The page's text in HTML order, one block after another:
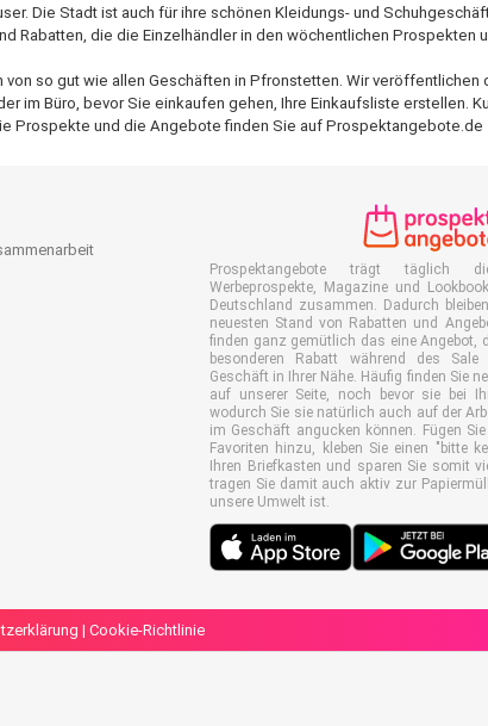
Die Stadt ist auch für ihre schönen Kleidungs- und
Rabatten, die die Einzelhändler in den wöchentlichen Prospekten
so gut wie allen Geschäften in Pfronstetten. Wir veröffentlichen
im Büro, bevor Sie einkaufen gehen, Ihre Einkaufsliste erstellen.
Prospekte und die Angebote finden Sie auf Prospektangebote.de
Prospektangebote trägt täglich
Werbeprospekte, Magazine und
Deutschland zusammen. Dadurch
neuesten Stand von Rabatten und
finden ganz gemütlich das eine Angebot,
besonderen Rabatt während des
Geschäft in Ihrer Nähe. Häufig finden Sie
auf unserer Seite, noch bevor sie bei
wodurch Sie sie natürlich auch auf der
im Geschäft angucken können. Fügen
Favoriten hinzu, kleben Sie einen "bitte
Ihren Briefkasten und sparen Sie somit
tragen Sie damit auch aktiv zur
unsere Umwelt ist.
| Cookie-Richtlinie